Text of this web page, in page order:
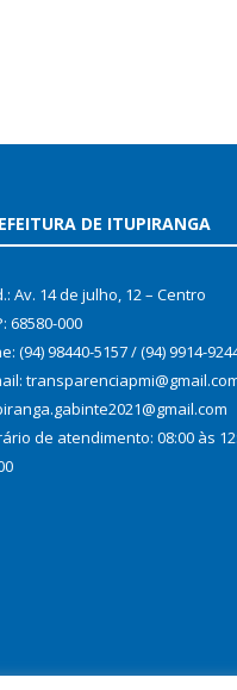
DE ITUPIRANGA
Av. 14 de julho, 12 – Centro
68580-000
(94) 98440-5157 / (94) 9914-
de atendimento: 08:00 às